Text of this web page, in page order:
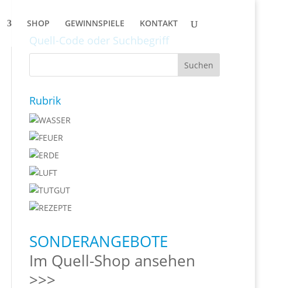
SHOP GEWINNSPIELE KONTAKT
Quell-Code oder Suchbegriff
Rubrik
SONDERANGEBOTE
Im Quell-Shop ansehen
>>>